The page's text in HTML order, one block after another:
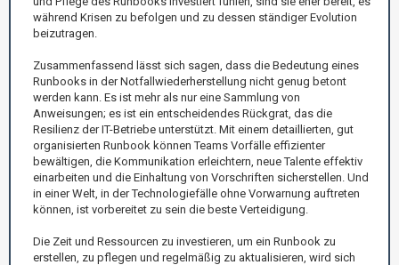
während Krisen zu befolgen und zu dessen ständiger Evolution
beizutragen.
Zusammenfassend lässt sich sagen, dass die Bedeutung eines
Runbooks in der Notfallwiederherstellung nicht genug betont
werden kann. Es ist mehr als nur eine Sammlung von
Anweisungen; es ist ein entscheidendes Rückgrat, das die
Resilienz der IT-Betriebe unterstützt. Mit einem detaillierten, gut
organisierten Runbook können Teams Vorfälle effizienter
bewältigen, die Kommunikation erleichtern, neue Talente effektiv
einarbeiten und die Einhaltung von Vorschriften sicherstellen. Und
in einer Welt, in der Technologiefälle ohne Vorwarnung auftreten
können, ist vorbereitet zu sein die beste Verteidigung.
Die Zeit und Ressourcen zu investieren, um ein Runbook zu
erstellen, zu pflegen und regelmäßig zu aktualisieren, wird sich